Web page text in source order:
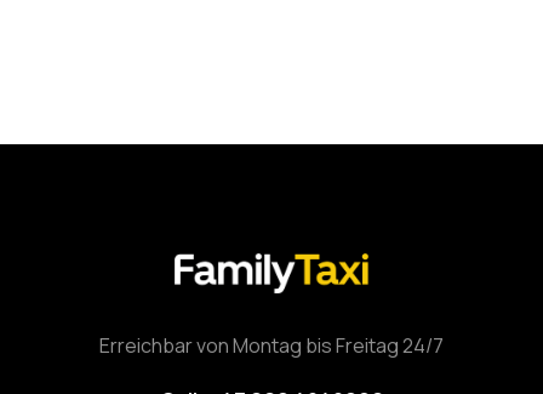
Erreichbar von Montag bis Freitag 24/7